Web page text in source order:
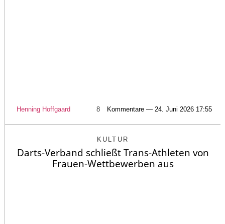
Henning Hoffgaard 8 Kommentare — 24. Juni 2026 17:55
KULTUR
Darts-Verband schließt Trans-Athleten von
Frauen-Wettbewerben aus